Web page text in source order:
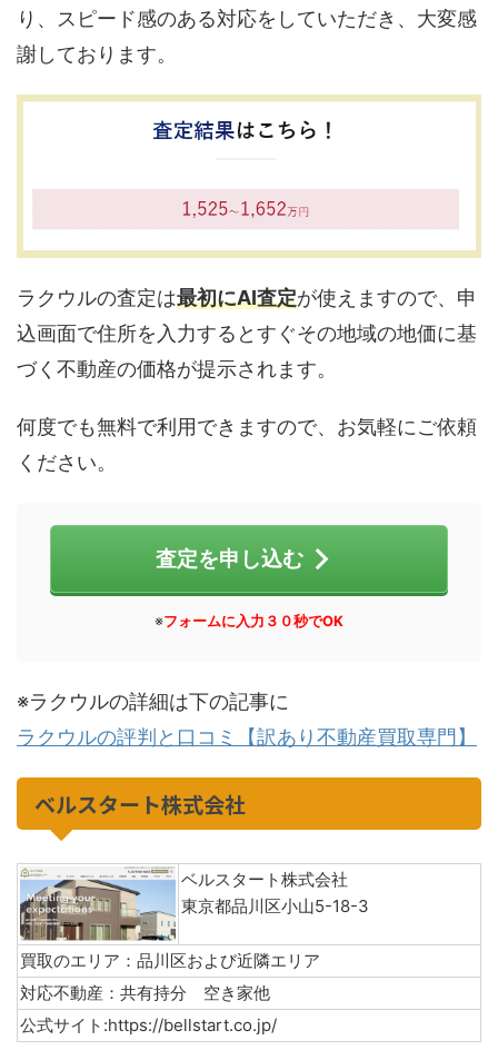
り、スピード感のある対応をしていただき、大変感
謝しております。
ラクウルの査定は最初にAI査定が使えますので、申
込画面で住所を入力するとすぐその地域の地価に基
づく不動産の価格が提示されます。
何度でも無料で利用できますので、お気軽にご依頼
ください。
査定を申し込む
※フォームに入力３０秒でOK
※ラクウルの詳細は下の記事に
ラクウルの評判と口コミ【訳あり不動産買取専門】
ベルスタート株式会社
ベルスタート株式会社
東京都品川区小山5-18-3
買取のエリア：品川区および近隣エリア
対応不動産：共有持分 空き家他
公式サイト:https://bellstart.co.jp/